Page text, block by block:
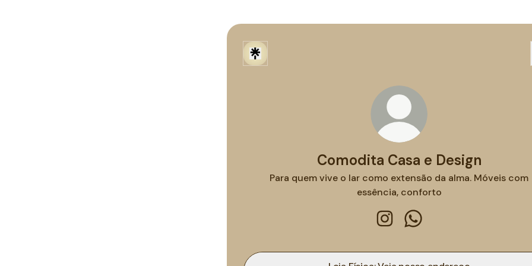
Comodita Casa e Design
Para quem vive o lar como extensão da alma. Móveis com
essência, conforto